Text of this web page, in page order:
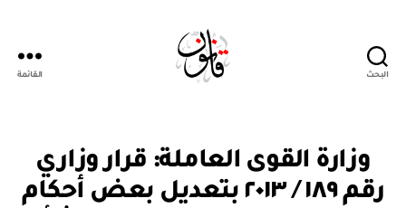
البحث القائمة
التصنيفات
ار
وزارة القوى العاملة: قرار وزاري
رقم ١٨٩ / ٢٠١٣ بتعديل بعض أحكام